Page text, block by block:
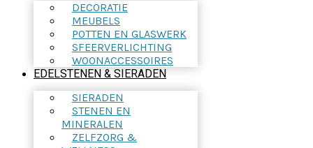
DECORATIE
MEUBELS
POTTEN EN GLASWERK
SFEERVERLICHTING
WOONACCESSOIRES
EDELSTENEN & SIERADEN
SIERADEN
STENEN EN
MINERALEN
ZELFZORG &